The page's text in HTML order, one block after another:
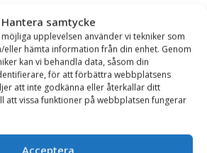
Hantera samtycke
upplevelsen använder vi tekniker som
hämta information från din enhet. Genom
kan vi behandla data, såsom din
för att förbättra webbplatsens
att inte godkänna eller återkallar ditt
att vissa funktioner på webbplatsen fungerar
Acceptera
Volym (l) Bredd (mm)
480 l 1500 mm 953 mm